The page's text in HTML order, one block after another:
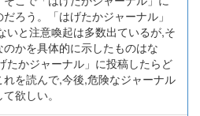
ろう。「はげたかジャーナル」
いと注意喚起は多数出ているが,そ
かを具体的に示したものはな
たかジャーナル」に投稿したらど
を読んで,今後,危険なジャーナル
欲しい。